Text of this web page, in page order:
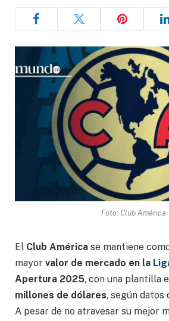
Foto: Club América
El Club América se mantiene
mayor valor de mercado en la
Apertura 2025, con una plantilla
millones de dólares, según datos
A pesar de no atravesar su mejor